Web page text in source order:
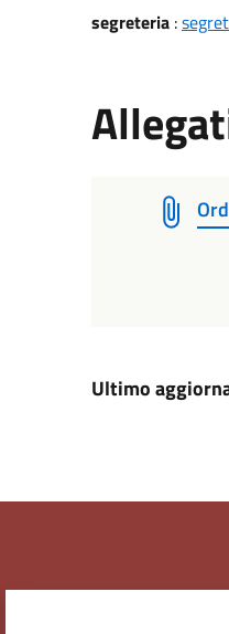
segreteria:
Ultimo